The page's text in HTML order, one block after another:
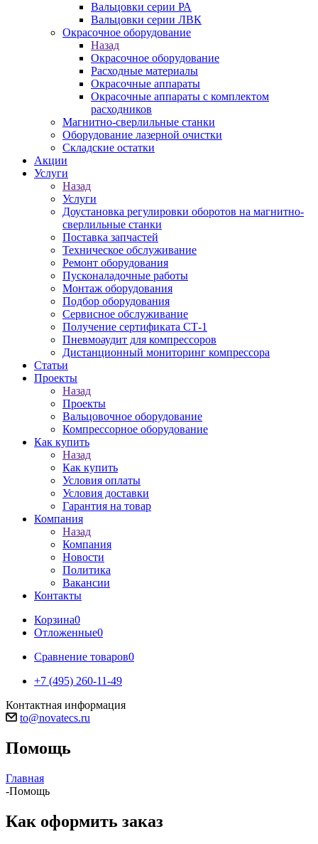
Вальцовки серии РА
Вальцовки серии ЛВК
Окрасочное оборудование
Назад
Окрасочное оборудование
Расходные материалы
Окрасочные аппараты
Окрасочные аппараты с комплектом
расходников
Магнитно-сверлильные станки
Оборудование лазерной очистки
Складские остатки
Акции
Услуги
Назад
Услуги
Доустановка регулировки оборотов на магнитно-
сверлильные станки
Поставка запчастей
Техническое обслуживание
Ремонт оборудования
Пусконаладочные работы
Монтаж оборудования
Подбор оборудования
Сервисное обслуживание
Получение сертификата СТ-1
Пневмоаудит для компрессоров
Дистанционный мониторинг компрессора
Статьи
Проекты
Назад
Проекты
Вальцовочное оборудование
Компрессорное оборудование
Как купить
Назад
Как купить
Условия оплаты
Условия доставки
Гарантия на товар
Компания
Назад
Компания
Новости
Политика
Вакансии
Контакты
Корзина0
Отложенные0
Сравнение товаров0
+7 (495) 260-11-49
Контактная информация
to@novatecs.ru
Помощь
Главная
-Помощь
Как оформить заказ